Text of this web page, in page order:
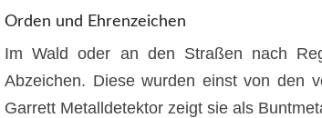
Orden und Ehrenzeichen
Im Wald oder an den Straßen nach
Abzeichen. Diese wurden einst von den
Garrett Metalldetektor zeigt sie als